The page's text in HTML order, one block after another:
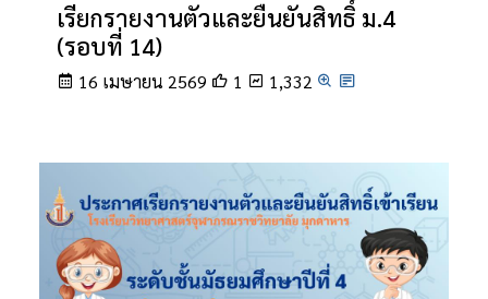
เรียกรายงานตัวและยืนยันสิทธิ์ ม.4
(รอบที่ 14)
16 เมษายน 2569 1 1,332